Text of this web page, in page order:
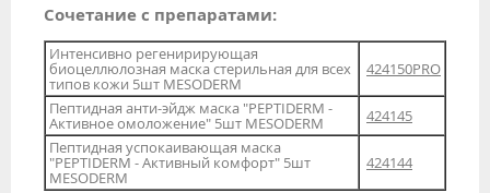
Сочетание с препаратами:
Интенсивно регенирирующая
биоцеллюлозная маска стерильная для всех
типов кожи 5шт MESODERM
424150PRO
Пептидная анти-эйдж маска "PEPTIDERM -
Активное омоложение" 5шт MESODERM
424145
Пептидная успокаивающая маска
"PEPTIDERM - Активный комфорт" 5шт
MESODERM
424144